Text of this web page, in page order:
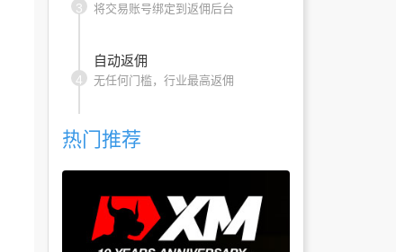
3 将交易账号绑定到返佣后台
4
自动返佣
无任何门槛，行业最高返佣
热门推荐